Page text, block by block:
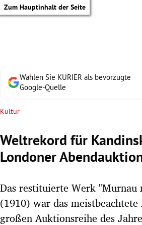
Zum Hauptinhalt der Seite
Untermenü
Wählen Sie KURIER als bevorzugte
Google-Quelle
Kultur
Weltrekord für
Londoner
Das restituierte Werk "Murnau
(1910) war das meistbeachtete
großen Auktionsreihe des